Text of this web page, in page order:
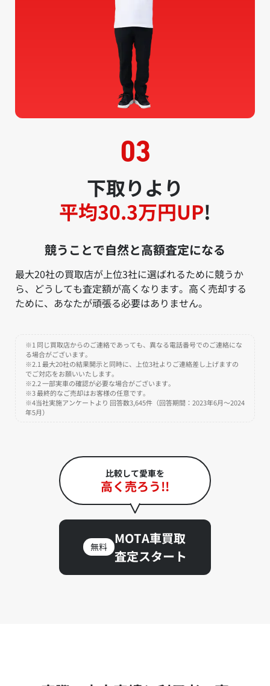
下取りより
平均30.3万円UP!
競うことで自然と高額査定になる
最大20社の買取店が上位3社に選ばれるために競うか
ら、どうしても査定額が高くなります。高く売却する
ために、あなたが頑張る必要はありません。
※1 同じ買取店からのご連絡であっても、異なる電話番号でのご連絡にな
る場合がございます。
※2.1 最大20社の結果開示と同時に、上位3社よりご連絡差し上げますの
でご対応をお願いいたします。
※2.2 一部実車の確認が必要な場合がございます。
※3 最終的なご売却はお客様の任意です。
※4当社実施アンケートより 回答数3,645件（回答期間：2023年6月～2024
年5月）
比較して愛車を
高く売ろう!!
無料
MOTA車買取
査定スタート